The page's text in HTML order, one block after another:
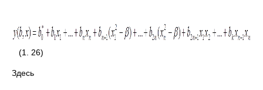
(1. 26)
Здесь